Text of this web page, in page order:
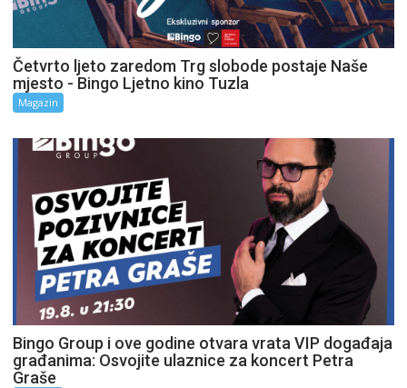
Četvrto ljeto zaredom Trg slobode postaje Naše
mjesto - Bingo Ljetno kino Tuzla
Magazin
Bingo Group i ove godine otvara vrata VIP događaja
građanima: Osvojite ulaznice za koncert Petra
Graše